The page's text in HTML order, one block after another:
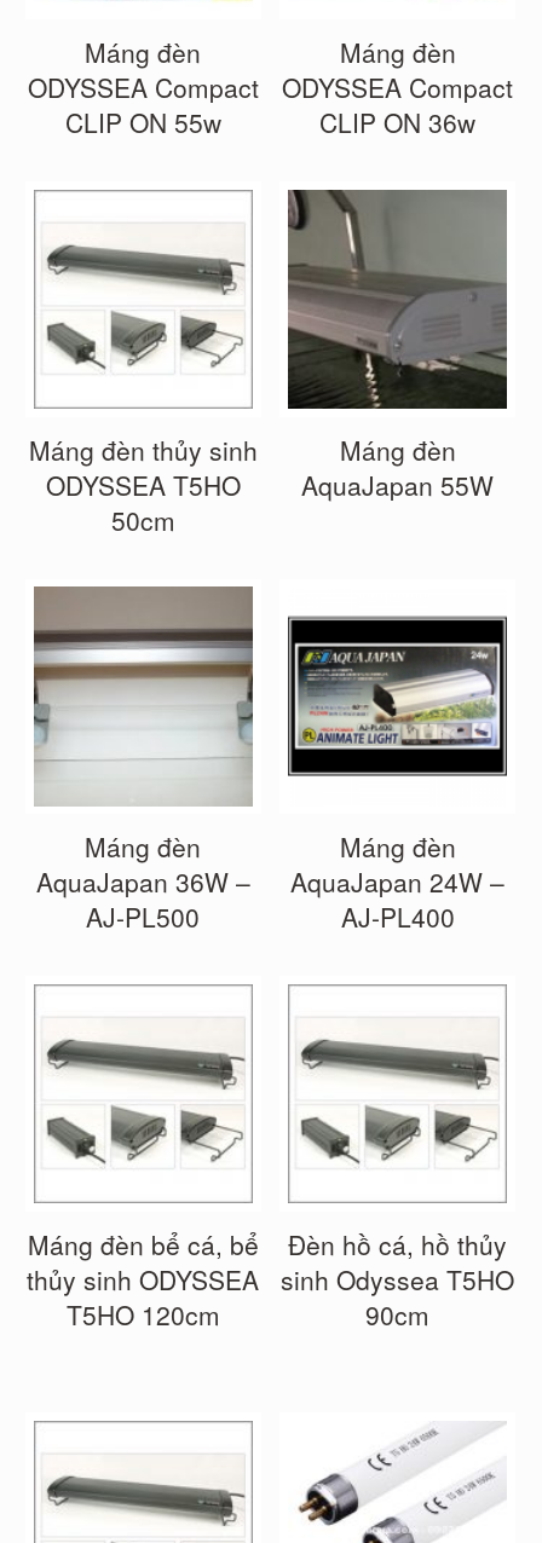
Máng đèn
ODYSSEA Compact
CLIP ON 55w
Máng đèn
ODYSSEA Compact
CLIP ON 36w
Máng đèn thủy sinh
ODYSSEA T5HO
50cm
Máng đèn
AquaJapan 55W
Máng đèn
AquaJapan 36W –
AJ-PL500
Máng đèn
AquaJapan 24W –
AJ-PL400
Máng đèn bể cá, bể
thủy sinh ODYSSEA
T5HO 120cm
Đèn hồ cá, hồ thủy
sinh Odyssea T5HO
90cm